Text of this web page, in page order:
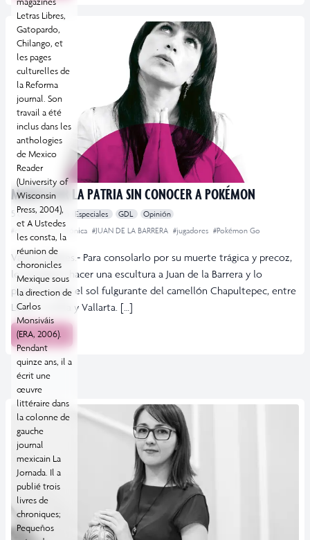
MURIÓ POR LA PATRIA SIN CONOCER A POKÉMON
5 octubre, 2016 Especiales GDL
Opinión
#chapultepec
#crónica #JUAN DE LA BARRERA #jugadores #Pokémon Go
Vanesa Robles.- Para consolarlo por su muerte trágica y precoz,
le mandaron hacer una escultura a Juan de la Barrera y lo
pusieron bajo el sol fulgurante del camellón Chapultepec, entre
López Cotilla y Vallarta. […]
Leer más
Letras Libres,
Gatopardo,
Chilango, et
les pages
culturelles de
la Reforma
journal. Son
travail a été
inclus dans les
anthologies
de Mexico
Reader
(University of
Wisconsin
Press, 2004),
et A Ustedes
les consta, la
réunion de
choronicles
Mexique sous
la direction de
Carlos
Monsiváis
(ERA, 2006).
Pendant
quinze ans, il a
écrit une
œuvre
littéraire dans
la colonne de
gauche
journal
mexicain La
Jornada. Il a
publié trois
livres de
chroniques;
Pequeños